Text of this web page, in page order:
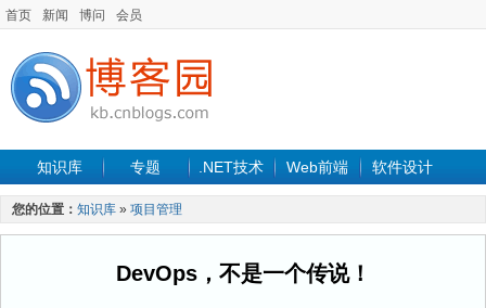
首页 新闻 博问 会员
知识库 专题 .NET技术 Web前端 软件设计
手机开发 软件工程
最新文章
您的位置： 知识库 » 项目管理
DevOps，不是一个传说！